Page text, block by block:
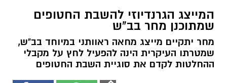
המייצג הגרנדיוזי להשבת החטופים
שמתוכנן מחר בב"ש
מחר יתקיים מייצג מחאה ראוותני במיוחד בב"ש,
שמטרתו העיקרית הינה להפעיל לחץ על מקבלי
ההחלטות לקדם את סוגיית השבת החטופים